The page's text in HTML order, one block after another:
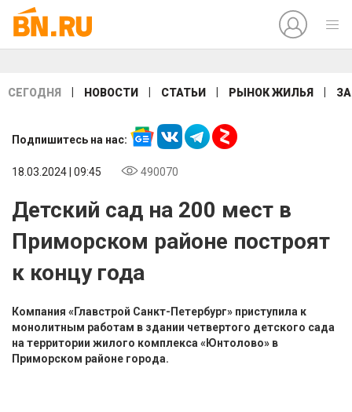
СЕГОДНЯ НОВОСТИ СТАТЬИ РЫНОК ЖИЛЬЯ
Подпишитесь на нас:
18.03.2024 | 09:45 490070
Детский сад на 200 мест в
Приморском районе построят
к концу года
Компания «Главстрой Санкт-Петербург» приступила к
монолитным работам в здании четвертого детского сада
на территории жилого комплекса «Юнтолово» в
Приморском районе города.